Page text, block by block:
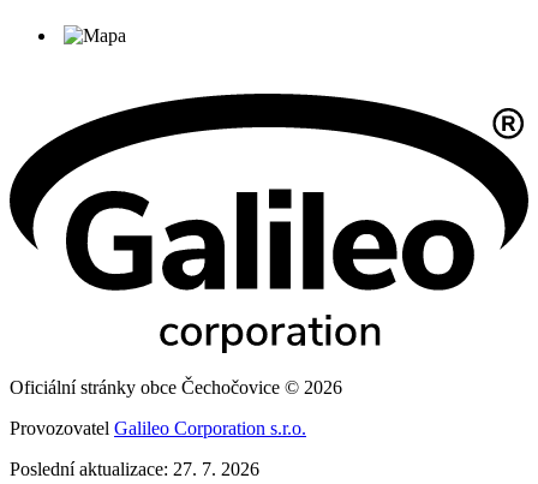
Oficiální stránky obce Čechočovice © 2026
Provozovatel Galileo Corporation s.r.o.
Poslední aktualizace: 27. 7. 2026